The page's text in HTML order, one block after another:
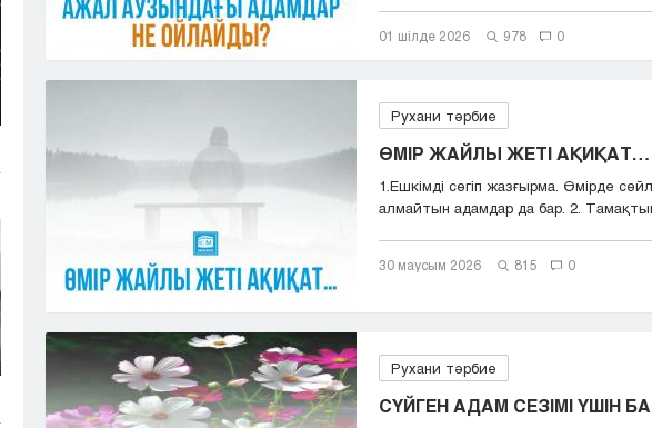
01 шілде 2026 978 0
Рухани тәрбие
ӨМІР ЖАЙЛЫ ЖЕТІ АҚИҚАТ…
1.Ешкімді сөгіп жазғырма. Өмірде
алмайтын адамдар да бар. 2. Тамақтың
30 маусым 2026 815 0
Рухани тәрбие
СҮЙГЕН АДАМ СЕЗІМІ ҮШІН